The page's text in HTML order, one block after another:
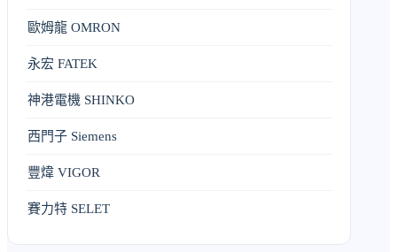
歐姆龍 OMRON
永宏 FATEK
神港電機 SHINKO
西門子 Siemens
豐煒 VIGOR
賽力特 SELET